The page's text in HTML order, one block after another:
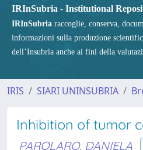
IRInSubria - Institutional
IRInSubria raccoglie, conserva,
informazioni sulla produzione
dell’Insubria anche ai fini della
IRIS SIARI UNINSUBRIA
Inhibition of tumor
PAROLARO, DANIELA